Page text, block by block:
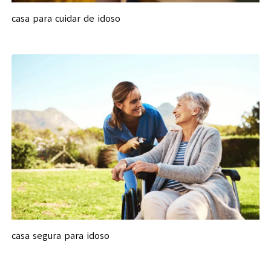
casa para cuidar de idoso
casa segura para idoso